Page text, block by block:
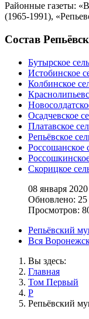
Районные газеты:
(1965-1991),
Состав
Бутырское
Истобинское
Колбинское
Осадчевское
Платавское
Репьёвское
Россошанское
Скорицкое
08 января 2020
Обновлено: 25
Просмотров:
Репьёвский
Вся
Вы здесь:
Главная
Том Первый
Р
Репьёвский